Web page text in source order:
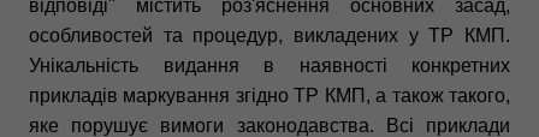
відповіді" містить роз'яснення основних засад,
особливостей та процедур, викладених у ТР КМП.
Унікальність видання в наявності конкретних
прикладів маркування згідно ТР КМП, а також такого,
яке порушує вимоги законодавства. Всі приклади